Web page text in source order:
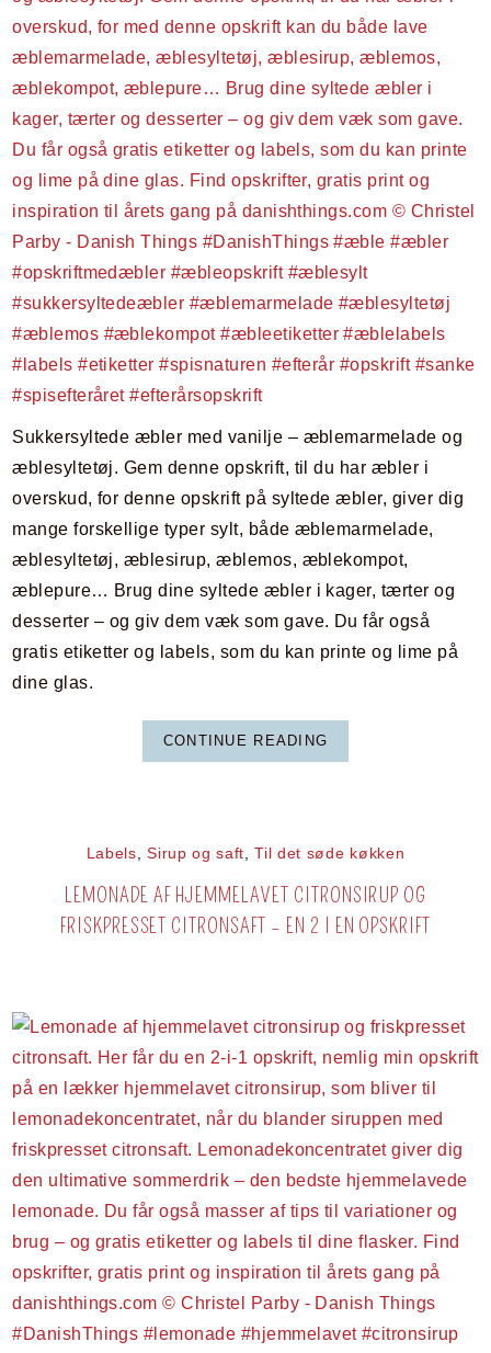
Sukkersyltede æbler med vanilje – æblemarmelade og
æblesyltetøj. Gem denne opskrift, til du har æbler i
overskud, for denne opskrift på syltede æbler, giver dig
mange forskellige typer sylt, både æblemarmelade,
æblesyltetøj, æblesirup, æblemos, æblekompot,
æblepure… Brug dine syltede æbler i kager, tærter og
desserter – og giv dem væk som gave. Du får også
gratis etiketter og labels, som du kan printe og lime på
dine glas.
CONTINUE READING
Labels,Sirup og saft,Til det søde køkken
LEMONADE AF HJEMMELAVET CITRONSIRUP OG
FRISKPRESSET CITRONSAFT – EN 2 I EN OPSKRIFT